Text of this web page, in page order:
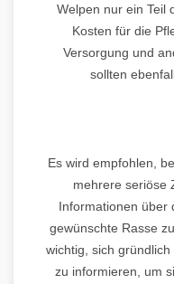
Welpen nur ein Teil
Kosten für die
Versorgung und
sollten
Es wird empfohlen,
mehrere seriöse
Informationen über
gewünschte Rasse
wichtig, sich
zu informieren, um